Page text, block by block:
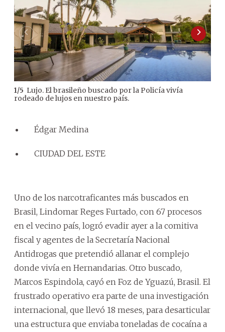
1/5 Lujo. El brasileño buscado por la Policía vivía
rodeado de lujos en nuestro país.
Édgar Medina
CIUDAD DEL ESTE
Uno de los narcotraficantes más buscados en
Brasil, Lindomar Reges Furtado, con 67 procesos
en el vecino país, logró evadir ayer a la comitiva
fiscal y agentes de la Secretaría Nacional
Antidrogas que pretendió allanar el complejo
donde vivía en Hernandarias. Otro buscado,
Marcos Espindola, cayó en Foz de Yguazú, Brasil. El
frustrado operativo era parte de una investigación
internacional, que llevó 18 meses, para desarticular
una estructura que enviaba toneladas de cocaína a